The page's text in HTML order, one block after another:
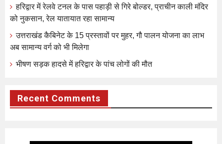
हरिद्वार में रेलवे टनल के पास पहाड़ी से गिरे बोल्डर, प्राचीन काली मंदिर
को नुकसान, रेल यातायात रहा सामान्य
उत्तराखंड कैबिनेट के 15 प्रस्तावों पर मुहर, गौ पालन योजना का लाभ
अब सामान्य वर्ग को भी मिलेगा
भीषण सड़क हादसे में हरिद्वार के पांच लोगों की मौत
Recent Comments